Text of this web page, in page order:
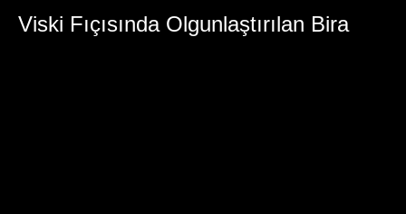
Viski Fıçısında Olgunlaştırılan Bira